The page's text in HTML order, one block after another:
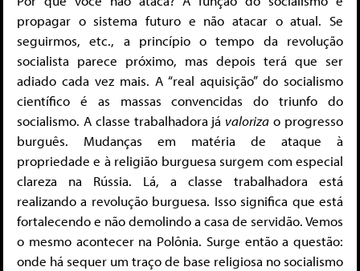
propagar o sistema futuro e não atacar o atual. Se
seguirmos, etc., a princípio o tempo da revolução
socialista parece próximo, mas depois terá que ser
adiado cada vez mais. A “real aquisição” do socialismo
científico é as massas convencidas do triunfo do
socialismo. A classe trabalhadora já valoriza o progresso
burguês. Mudanças em matéria de ataque à
propriedade e à religião burguesa surgem com especial
clareza na Rússia. Lá, a classe trabalhadora está
realizando a revolução burguesa. Isso significa que está
fortalecendo e não demolindo a casa de servidão. Vemos
o mesmo acontecer na Polônia. Surge então a questão:
onde há sequer um traço de base religiosa no socialismo